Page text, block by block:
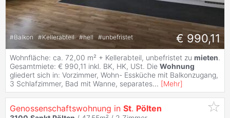
#Balkon #Kellerabteil #hell #unbefristet € 990,11
Wohnfläche: ca. 72,00 m² + Kellerabteil, unbefristet zu mieten.
Gesamtmiete: € 990,11 inkl. BK, HK, USt. Die Wohnung
gliedert sich in: Vorzimmer, Wohn- Essküche mit Balkonzugang,
3 Schlafzimmer, Bad mit Wanne, separates... [Mehr]
Genossenschaftswohnung in St. Pölten